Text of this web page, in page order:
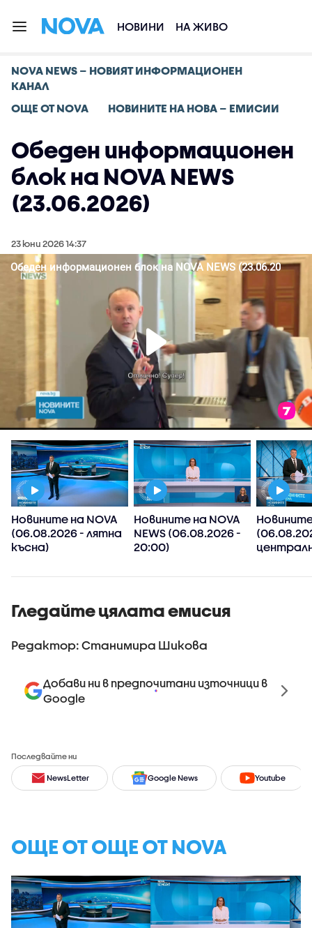
НОВИНИ НА ЖИВО
NOVA NEWS – НОВИЯТ ИНФОРМАЦИОНЕН
КАНАЛ
ОЩЕ ОТ NOVA
НОВИНИТЕ НА НОВА – ЕМИСИИ
Обеден информационен
блок на NOVA NEWS
(23.06.2026)
23 юни 2026 14:37
Новините на NOVA
(06.08.2026 - лятна
късна)
Новините на NOVA
NEWS (06.08.2026 -
20:00)
Гледайте цялата емисия
Редактор: Станимира Шикова
Добави ни в предпочитани източници в
Google
Последвайте ни
NewsLetter Google News Youtube
ОЩЕ ОТ ОЩЕ ОТ NOVA